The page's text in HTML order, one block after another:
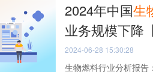
2024年中国生
业务规模下降
2024-06-28 15:30:28
生物燃料行业分析报告